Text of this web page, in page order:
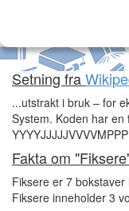
Setning fra
...utstrakt i bruk – for
System. Koden har en
Fakta om
Fiksere er 7 bokstaver
Fiksere inneholder 3